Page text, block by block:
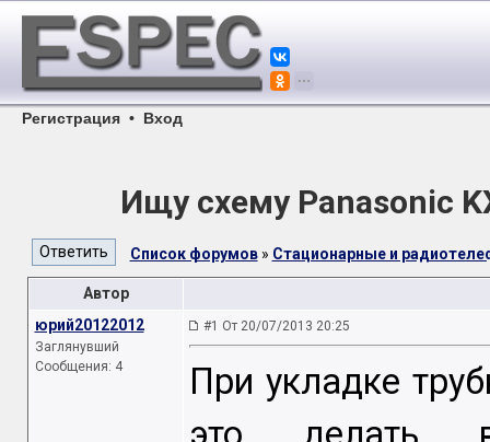
Регистрация • Вход
Ищу схему Panasonic
Список форумов» Стационарные и
Автор
юрий20122012
Заглянувший
Сообщения: 4
#1 От 20/07/2013 20:25
При укладке